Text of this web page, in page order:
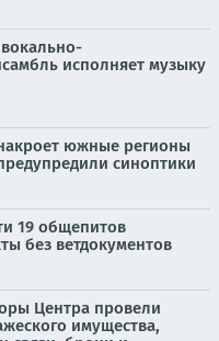
исполняет музыку
южные регионы
синоптики
19 общепитов
без ветдокументов
Центра провели
имущества,